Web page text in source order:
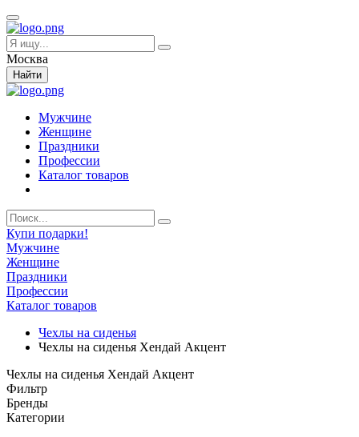
Москва
Найти
Мужчине
Женщине
Праздники
Профессии
Каталог товаров
Купи подарки!
Мужчине
Женщине
Праздники
Профессии
Каталог товаров
Чехлы на сиденья
Чехлы на сиденья Хендай Акцент
Чехлы на сиденья Хендай Акцент
Фильтр
Бренды
Категории